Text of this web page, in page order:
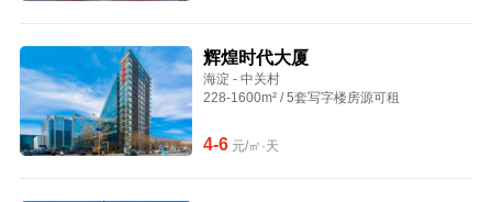
辉煌时代大厦
海淀 - 中关村
228-1600m² / 5套写字楼房源可租
4-6元/㎡·天